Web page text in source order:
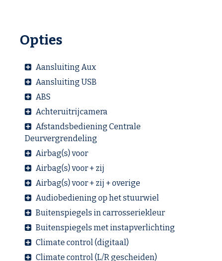
Opties
Aansluiting Aux
Aansluiting USB
ABS
Achteruitrijcamera
Afstandsbediening Centrale
Deurvergrendeling
Airbag(s) voor
Airbag(s) voor + zij
Airbag(s) voor + zij + overige
Audiobediening op het stuurwiel
Buitenspiegels in carrosseriekleur
Buitenspiegels met instapverlichting
Climate control (digitaal)
Climate control (L/R gescheiden)